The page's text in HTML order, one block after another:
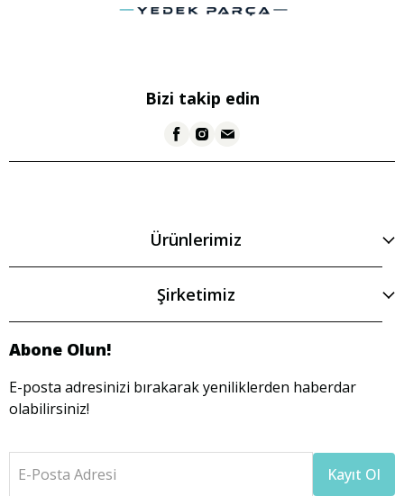
Bizi takip edin
Ürünlerimiz
Şirketimiz
Abone Olun!
E-posta adresinizi bırakarak yeniliklerden haberdar
olabilirsiniz!
E-Posta Adresi Kayıt Ol